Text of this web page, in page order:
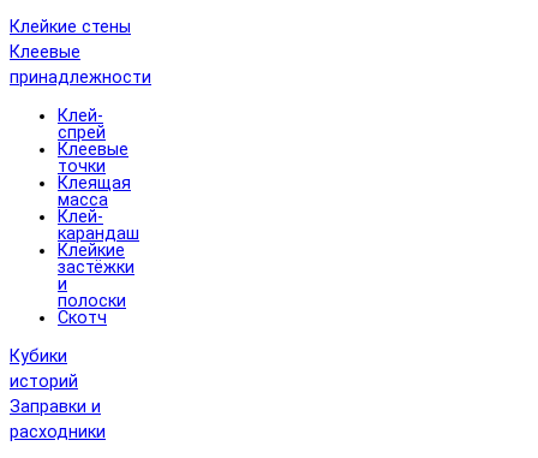
Клейкие стены
Клеевые
принадлежности
Клей-
спрей
Клеевые
точки
Клеящая
масса
Клей-
карандаш
Клейкие
застёжки
и
полоски
Скотч
Кубики
историй
Заправки и
расходники